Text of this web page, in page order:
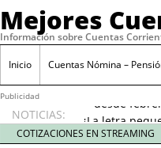
Mejores
Información sobre Cuentas
Inicio Cuentas Nómina –
Publicidad
NOTICIAS:
¿La letra
Checklist
COTIZACIONES EN STREAMING